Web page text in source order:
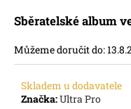
Sběratelské album
Můžeme doručit do:
Skladem u dodavatele
Značka:Ultra Pro
HLEDAT
D
o
o